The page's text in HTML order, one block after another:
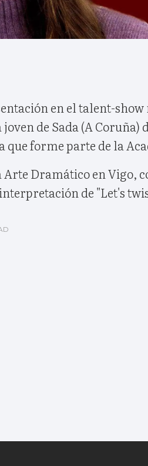
en el talent-
de Sada (A Coruña)
que forme parte de la
Arte Dramático en Vigo,
de "Let's